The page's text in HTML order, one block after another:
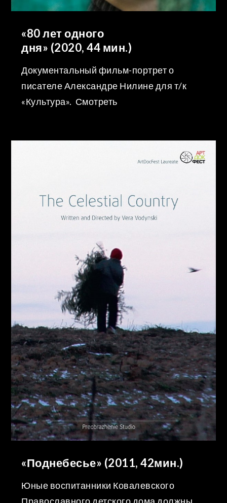
«80 лет одного
дня» (2020, 44 мин.)
Документальный фильм-портрет о
писателе Александре Нилине для т/к
«Культура»​. Смотреть
«Поднебесье» (2011, 42мин.)
Юные воспитанники Ковалевского